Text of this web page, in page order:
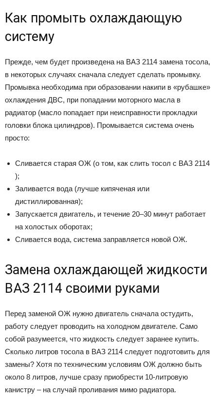
Как промыть охлаждающую
систему
Прежде, чем будет произведена на ВАЗ 2114 замена тосола,
в некоторых случаях сначала следует сделать промывку.
Промывка необходима при образовании накипи в «рубашке»
охлаждения ДВС, при попадании моторного масла в
радиатор (масло попадает при неисправности прокладки
головки блока цилиндров). Промывается система очень
просто:
Сливается старая ОЖ (о том, как слить тосол с ВАЗ 2114
);
Заливается вода (лучше кипяченая или
дистиллированная);
Запускается двигатель, и течение 20–30 минут работает
на холостых оборотах;
Сливается вода, система заправляется новой ОЖ.
Замена охлаждающей жидкости
ВАЗ 2114 своими руками
Перед заменой ОЖ нужно двигатель сначала остудить,
работу следует проводить на холодном двигателе. Само
собой разумеется, что жидкость следует заранее купить.
Сколько литров тосола в ВАЗ 2114 следует подготовить для
замены? Хотя по техническим условиям ОЖ должно быть
около 8 литров, лучше сразу приобрести 10-литровую
канистру – на случай проливания мимо радиатора.